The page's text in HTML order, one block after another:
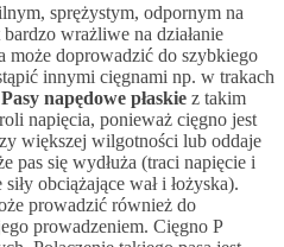
sprężystym, odpornym na
wrażliwe na działanie
może doprowadzić do szybkiego
innymi cięgnami np. w trakach
Pasy napędowe płaskie z takim
napięcia, ponieważ cięgno jest
większej wilgotności lub oddaje
pas się wydłuża (traci napięcie i
obciążające wał i łożyska).
prowadzić również do
prowadzeniem. Cięgno P